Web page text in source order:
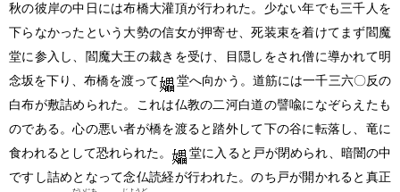
秋の彼岸の中日には布橋大灌頂が行われた。少ない年でも三千人を
下らなかったという大勢の信女が押寄せ、死装束を着けてまず閻魔
堂に参入し、閻魔大王の裁きを受け、目隠しをされ僧に導かれて明
念坂を下り、布橋を渡って
堂へ向かう。道筋には一千三六〇反の
白布が敷詰められた。これは仏教の二河白道の譬喩になぞらえたも
のである。心の悪い者が橋を渡ると踏外して下の谷に転落し、竜に
食われるとして恐れられた。
堂に入ると戸が閉められ、暗闇の中
ですし詰めとなって念仏読経が行われた。のち戸が開かれると真正
だいにち じようど